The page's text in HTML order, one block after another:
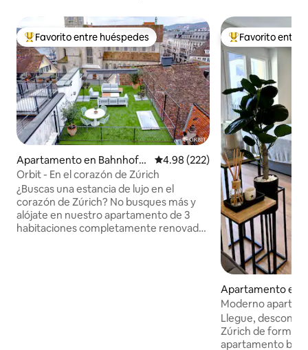
Favorito entre huéspedes preferido
Favorito entre huéspedes
Apartamento en Bahnhofst
rasse
Calificación promedio: 4.98 de
4.98 (222)
Orbit - En el corazón de Zúrich
¿Buscas una estancia de lujo en el
corazón de Zúrich? No busques más y
alójate en nuestro apartamento de 3
habitaciones completamente renovado
Favorito entre
Favorito entre
Apartamento en
Moderno
balcón en una
Llegue,
Zúrich de forma
apartamento